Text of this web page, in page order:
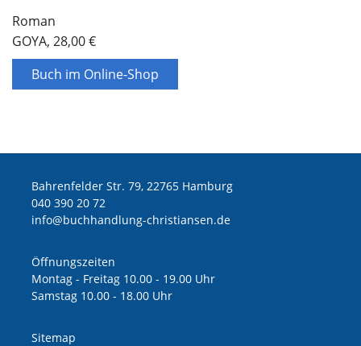
Roman
GOYA, 28,00 €
Buch im Online-Shop
Bahrenfelder Str. 79, 22765 Hamburg
040 390 20 72
ed.nesnaitsirhc-gnuldnahhcub@ofni
Öffnungszeiten
Montag - Freitag 10.00 - 19.00 Uhr
Samstag 10.00 - 18.00 Uhr
Sitemap